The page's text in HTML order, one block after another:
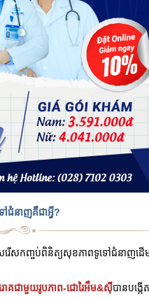
ជំនាញគឺជាអ្វី?
រើសកញ្ចប់ពិនិត្យសុខភាពទូទៅជំនាញដើម្
យរោគជាមួយរូបភាព-ជោរៃអឹម&ស៊ីបានបង្ក